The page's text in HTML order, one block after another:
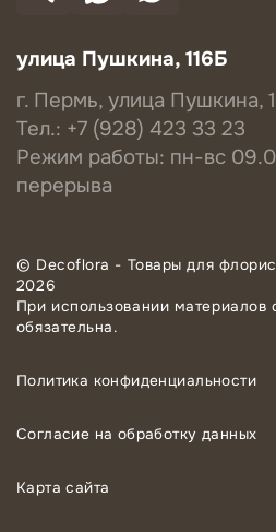
улица Пушкина, 116Б
г. Пермь, улица Пушкина,
Тел.: +7 (928) 423 33 23
Режим работы: пн-вс
перерыва
© Decoflora - Товары для
2026
При использовании материалов
обязательна.
Политика конфиденциальности
Согласие на обработку данных
Карта сайта